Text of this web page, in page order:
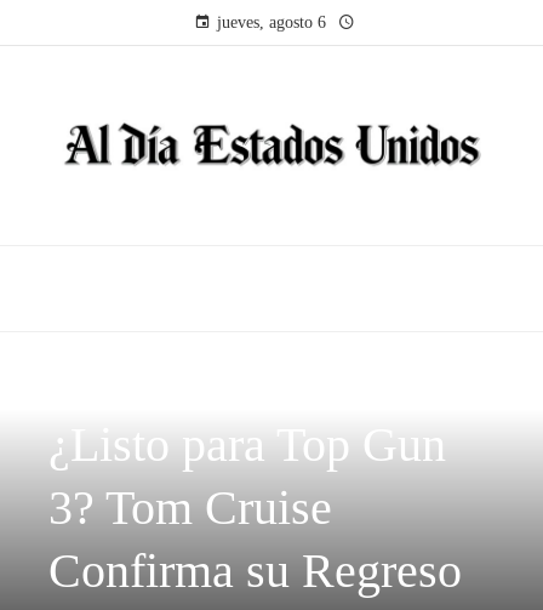
jueves, agosto 6
¿Listo para Top Gun
3? Tom Cruise
Confirma su Regreso